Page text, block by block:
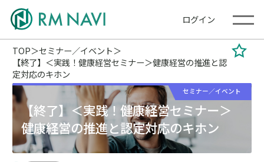
ログイン
TOP
セミナー／イベント
【終了】＜実践！健康経営セミナー＞健康経営の推進と認
定対応のキホン
セミナー／イベント
【終了】＜実践！健康経営セミナー＞
健康経営の推進と認定対応のキホン